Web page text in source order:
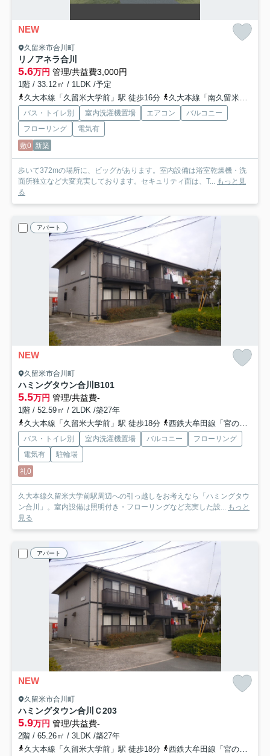
NEW
久留米市合川町
リノアネラ合川
5.6万円 管理/共益費3,000円
1階 / 33.12㎡ / 1LDK /予定
久大本線「久留米大学前」駅 徒歩16分
久大本線「南久留米」駅 徒歩20分
バス・トイレ別 室内洗濯機置場 エアコン
バルコニー
フローリング
電気有
敷0 新築
歩いて372mの場所に、ビッグがあります。室内設備は浴室乾燥機・洗
面所独立など大変充実しております。セキュリティ面は、T... もっと見
る
アパート
NEW
久留米市合川町
ハミングタウン合川 B101
5.5万円 管理/共益費-
1階 / 52.59㎡ / 2LDK /築27年
久大本線「久留米大学前」駅 徒歩18分
西鉄大牟田線「宮の陣」駅 徒歩30分
バス・トイレ別 室内洗濯機置場 バルコニー
フローリング
電気有
駐輪場
礼0
久大本線久留米大学前駅周辺への引っ越しをお考えなら「ハミングタウ
ン合川」。室内設備は照明付き・フローリングなど充実した設... もっと
見る
アパート
NEW
久留米市合川町
ハミングタウン合川 Ｃ203
5.9万円 管理/共益費-
2階 / 65.26㎡ / 3LDK /築27年
久大本線「久留米大学前」駅 徒歩18分
西鉄大牟田線「宮の陣」駅 徒歩30分